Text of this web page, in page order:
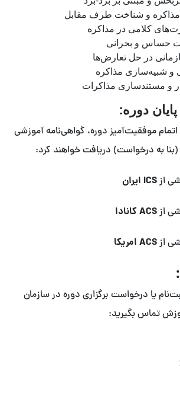
مذاکره و شناخت طرف مقابل
کلامی در مذاکره
حساس و بحرانی
در حل تعارض‌ها
و شبیه‌سازی مذاکره
و مستندسازی مذاکرات
دوره:
موفقیت‌آمیز دوره، گواهی‌نامه آموزشی
(بنا به درخواست) دریافت خواهند کرد:
ازICS ایران
ازACS کانادا
ازACS امریکا
یا درخواست برگزاری دوره در سازمان
تماس بگیرید: